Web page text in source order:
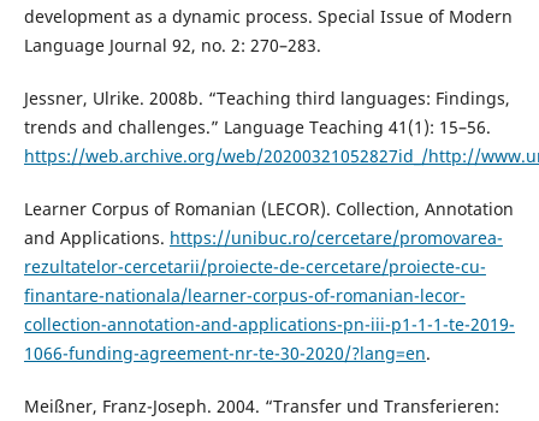
development as a dynamic process. Special Issue of Modern
Language Journal 92, no. 2: 270–283.
Jessner, Ulrike. 2008b. “Teaching third languages: Findings,
trends and challenges.” Language Teaching 41(1): 15–56.
https://web.archive.org/web/20200321052827id_/http://
Learner Corpus of Romanian (LECOR). Collection, Annotation
and Applications. https://unibuc.ro/cercetare/promovarea-
rezultatelor-cercetarii/proiecte-de-cercetare/proiecte-cu-
finantare-nationala/learner-corpus-of-romanian-lecor-
collection-annotation-and-applications-pn-iii-p1-1-1-te-2019-
1066-funding-agreement-nr-te-30-2020/?lang=en.
Meißner, Franz-Joseph. 2004. “Transfer und Transferieren: